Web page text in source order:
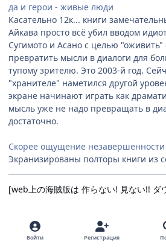
да и герои - живые люди
Касательно 12к... книги
Айкава просто всё убил вводом
Сугимото и Асано с целью
превратить мысли в диалоги для
тупому зрителю. Это 2003-й год.
"хранителе" наметился другой
экране начинают играть как
мысль уже не надо превращать в
достаточно.
Скорее ощущение
Экранизированы полторы книги из
[web上の海賊版は 作らない! 見ない!! ダ
Цитата
Войти Регистрация